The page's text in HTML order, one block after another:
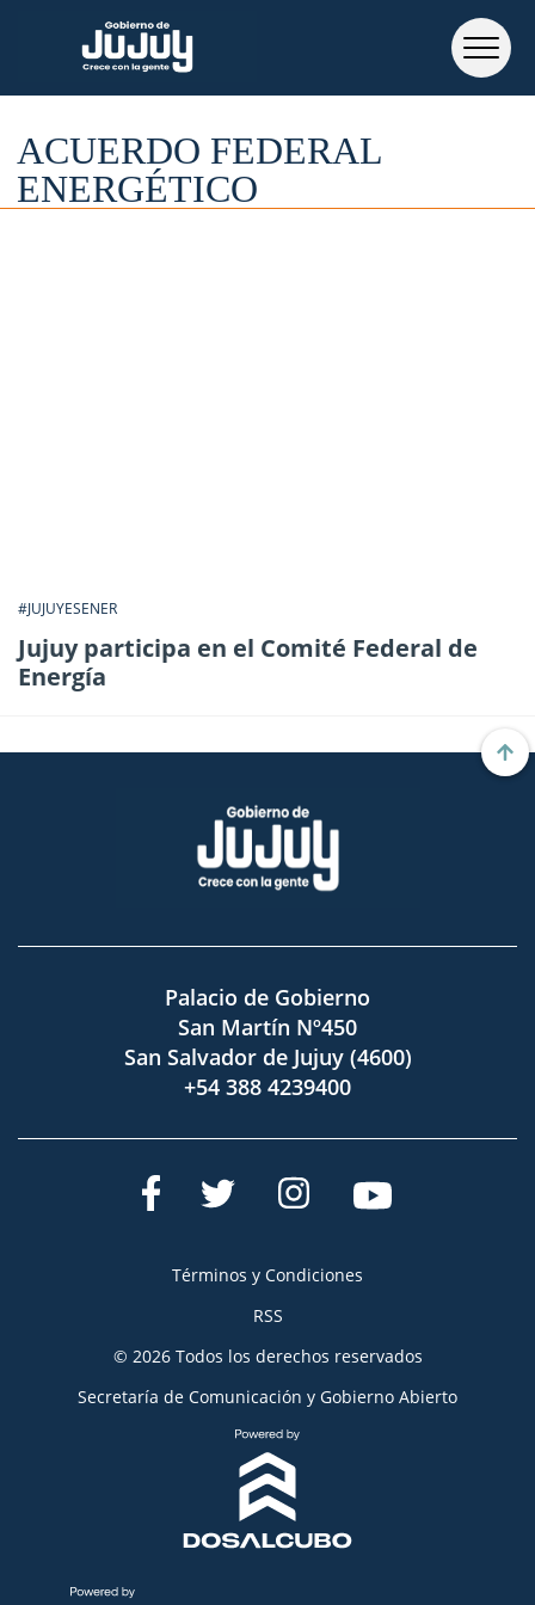
ACUERDO FEDERAL
ENERGÉTICO
#JUJUYESENER
Jujuy participa en el Comité Federal de
Energía
Palacio de Gobierno
San Martín Nº450
San Salvador de Jujuy (4600)
+54 388 4239400
Términos y Condiciones
RSS
© 2026 Todos los derechos reservados
Secretaría de Comunicación y Gobierno Abierto